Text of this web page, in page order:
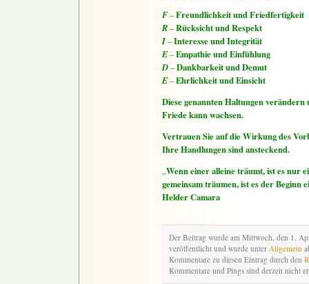
F–Freundlichkeit und Friedfertigkeit
R–Rücksicht und Respekt
I–Interesseund Integrität
E–Empathie und Einfühlung
D–Dankbarkeit und Demut
E–Ehrlichkeit und Einsicht
Diese genannten Haltungen
Friede kann wachsen.
Vertrauen Sie auf die Wirkung des
Ihre Handlungen sind ansteckend.
„Wenn einer alleine träumt, ist es nur
gemeinsam träumen, ist es der
Helder Camara
Der Beitrag wurde am Mittwoch, den 1.
veröffentlicht und wurde unter Allgemein
Kommentare zu diesen Eintrag durch den
Kommentare und Pings sind derzeit nicht